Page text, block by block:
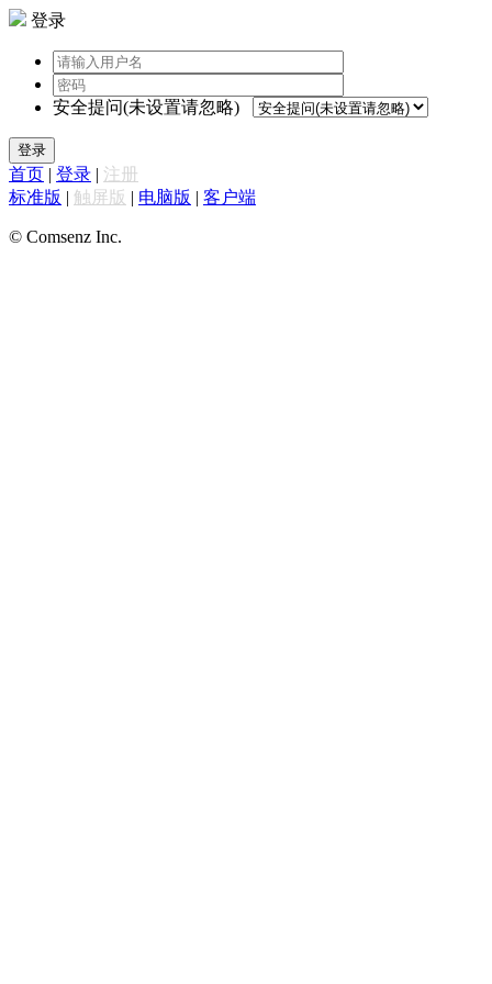
登录
安全提问(未设置请忽略)
登录
首页 | 登录 | 注册
标准版 | 触屏版 | 电脑版 | 客户端
© Comsenz Inc.